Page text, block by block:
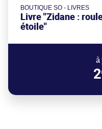
BOUTIQUE SO - LIVRES
Livre "Zidane :
étoile"
à